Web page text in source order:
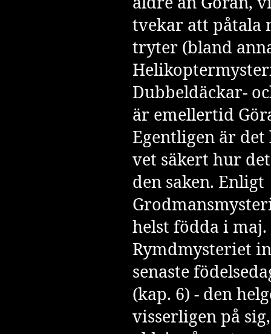
tvekar att påtala
tryter (bland
Dubbeldäckar-
är emellertid
Egentligen är det
vet säkert hur
den saken. Enligt
helst födda i
Rymdmysteriet
senaste
(kap. 6) - den
visserligen på